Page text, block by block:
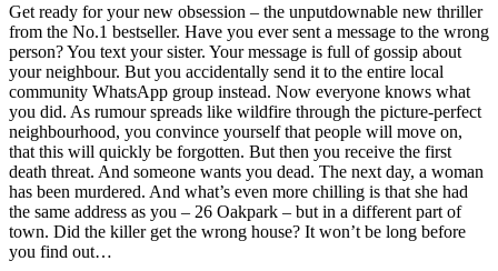
Get ready for your new obsession – the unputdownable new thriller
from the No.1 bestseller. Have you ever sent a message to the wrong
person? You text your sister. Your message is full of gossip about
your neighbour. But you accidentally send it to the entire local
community WhatsApp group instead. Now everyone knows what
you did. As rumour spreads like wildfire through the picture-perfect
neighbourhood, you convince yourself that people will move on,
that this will quickly be forgotten. But then you receive the first
death threat. And someone wants you dead. The next day, a woman
has been murdered. And what’s even more chilling is that she had
the same address as you – 26 Oakpark – but in a different part of
town. Did the killer get the wrong house? It won’t be long before
you find out…